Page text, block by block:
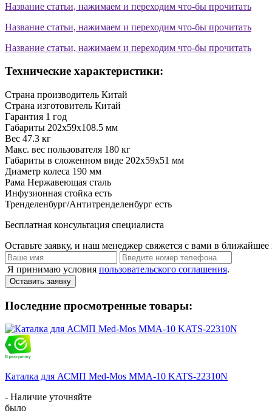
Название статьи, нажимаем и переходим что-бы прочитать
Название статьи, нажимаем и переходим что-бы прочитать
Название статьи, нажимаем и переходим что-бы прочитать
Технические характеристики:
Страна производитель Китай
Страна изготовитель Китай
Гарантия 1 год
Габариты 202х59х108.5 мм
Вес 47.3 кг
Макс. вес пользователя 180 кг
Габариты в сложенном виде 202х59х51 мм
Диаметр колеса 190 мм
Рама Нержавеющая сталь
Инфузионная стойка есть
Тренделенбург/Антитренделенбург есть
Бесплатная консультация специалиста
Оставьте заявку, и наш менеджер свяжется с вами в ближайшее
Я принимаю условия пользовательского соглашения.
Оставить заявку
Последние просмотренные товары:
Каталка для АСМП Med-Mos ММА-10 KATS-22310N
- Наличие уточняйте
было